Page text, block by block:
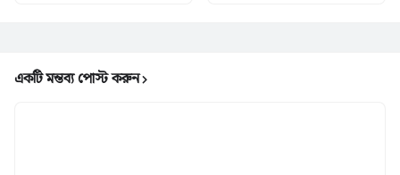
একটি মন্তব্য পোস্ট করুন